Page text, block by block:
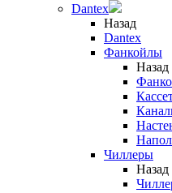
Dantex
Назад
Dantex
Фанкойлы
Назад
Чиллеры
Назад